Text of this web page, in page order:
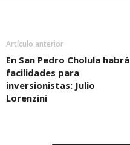
Artículo anterior
En San Pedro Cholula habrá
facilidades para
inversionistas: Julio
Lorenzini